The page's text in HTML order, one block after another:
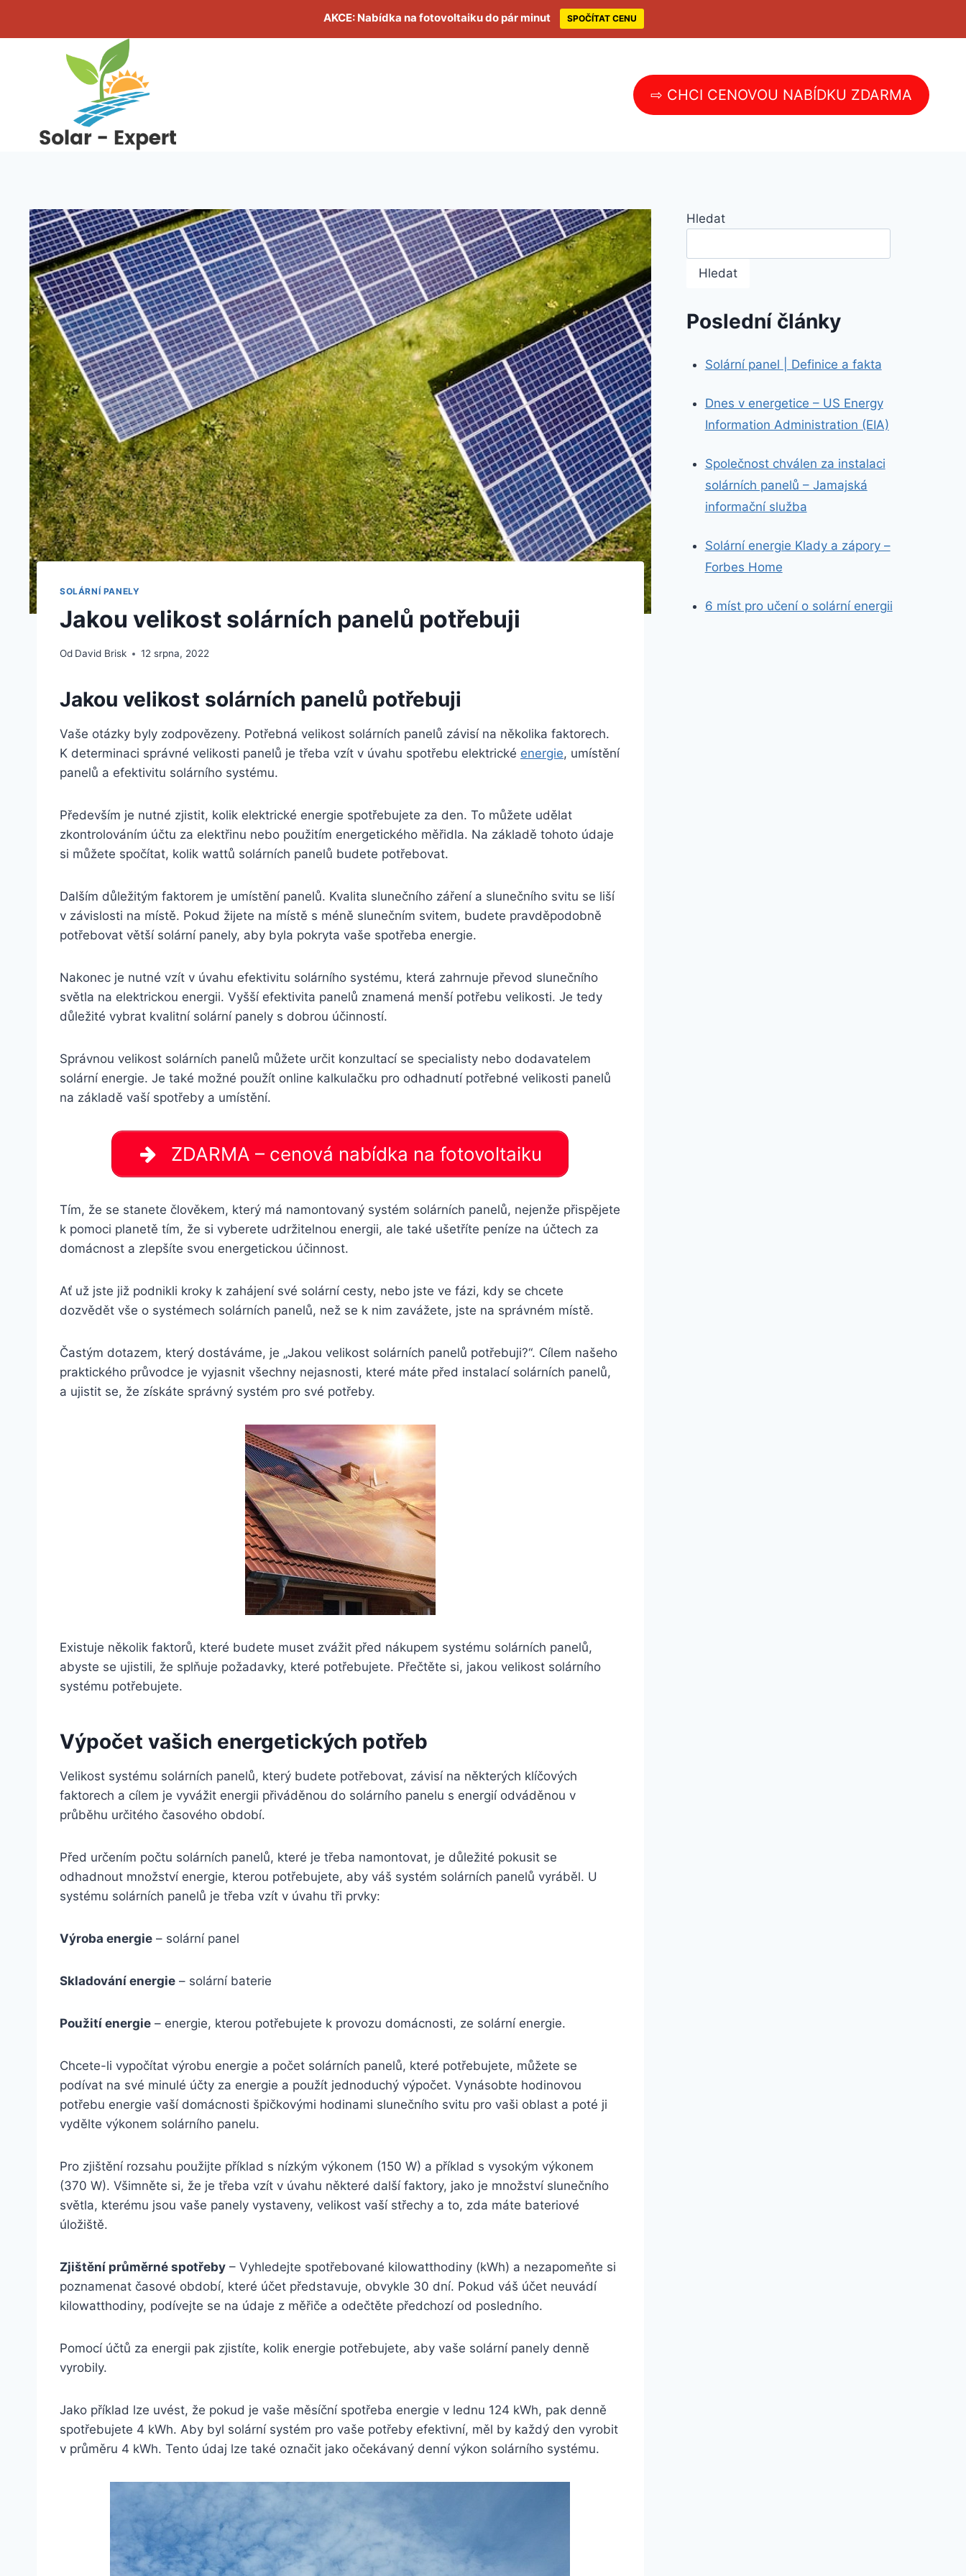
⇨ CHCI CENOVOU NABÍDKU ZDARMA
SOLÁRNÍ PANELY
Jakou velikost solárních panelů potřebuji
Od David Brisk 12 srpna, 2022
Jakou velikost solárních panelů potřebuji
Vaše otázky byly zodpovězeny. Potřebná velikost solárních panelů závisí na několika faktorech.
K determinaci správné velikosti panelů je třeba vzít v úvahu spotřebu elektrické energie, umístění
panelů a efektivitu solárního systému.
Především je nutné zjistit, kolik elektrické energie spotřebujete za den. To můžete udělat
zkontrolováním účtu za elektřinu nebo použitím energetického měřidla. Na základě tohoto údaje
si můžete spočítat, kolik wattů solárních panelů budete potřebovat.
Dalším důležitým faktorem je umístění panelů. Kvalita slunečního záření a slunečního svitu se liší
v závislosti na místě. Pokud žijete na místě s méně slunečním svitem, budete pravděpodobně
potřebovat větší solární panely, aby byla pokryta vaše spotřeba energie.
Nakonec je nutné vzít v úvahu efektivitu solárního systému, která zahrnuje převod slunečního
světla na elektrickou energii. Vyšší efektivita panelů znamená menší potřebu velikosti. Je tedy
důležité vybrat kvalitní solární panely s dobrou účinností.
Správnou velikost solárních panelů můžete určit konzultací se specialisty nebo dodavatelem
solární energie. Je také možné použít online kalkulačku pro odhadnutí potřebné velikosti panelů
na základě vaší spotřeby a umístění.
ZDARMA – cenová nabídka na fotovoltaiku
Tím, že se stanete člověkem, který má namontovaný systém solárních panelů, nejenže přispějete
k pomoci planetě tím, že si vyberete udržitelnou energii, ale také ušetříte peníze na účtech za
domácnost a zlepšíte svou energetickou účinnost.
Ať už jste již podnikli kroky k zahájení své solární cesty, nebo jste ve fázi, kdy se chcete
dozvědět vše o systémech solárních panelů, než se k nim zavážete, jste na správném místě.
Častým dotazem, který dostáváme, je „Jakou velikost solárních panelů potřebuji?“. Cílem našeho
praktického průvodce je vyjasnit všechny nejasnosti, které máte před instalací solárních panelů,
a ujistit se, že získáte správný systém pro své potřeby.
Existuje několik faktorů, které budete muset zvážit před nákupem systému solárních panelů,
abyste se ujistili, že splňuje požadavky, které potřebujete. Přečtěte si, jakou velikost solárního
systému potřebujete.
Výpočet vašich energetických potřeb
Velikost systému solárních panelů, který budete potřebovat, závisí na některých klíčových
faktorech a cílem je vyvážit energii přiváděnou do solárního panelu s energií odváděnou v
průběhu určitého časového období.
Před určením počtu solárních panelů, které je třeba namontovat, je důležité pokusit se
odhadnout množství energie, kterou potřebujete, aby váš systém solárních panelů vyráběl. U
systému solárních panelů je třeba vzít v úvahu tři prvky:
Výroba energie – solární panel
Skladování energie – solární baterie
Použití energie – energie, kterou potřebujete k provozu domácnosti, ze solární energie.
Chcete-li vypočítat výrobu energie a počet solárních panelů, které potřebujete, můžete se
podívat na své minulé účty za energie a použít jednoduchý výpočet. Vynásobte hodinovou
potřebu energie vaší domácnosti špičkovými hodinami slunečního svitu pro vaši oblast a poté ji
vydělte výkonem solárního panelu.
Pro zjištění rozsahu použijte příklad s nízkým výkonem (150 W) a příklad s vysokým výkonem
(370 W). Všimněte si, že je třeba vzít v úvahu některé další faktory, jako je množství slunečního
světla, kterému jsou vaše panely vystaveny, velikost vaší střechy a to, zda máte bateriové
úložiště.
Zjištění průměrné spotřeby – Vyhledejte spotřebované kilowatthodiny (kWh) a nezapomeňte si
poznamenat časové období, které účet představuje, obvykle 30 dní. Pokud váš účet neuvádí
kilowatthodiny, podívejte se na údaje z měřiče a odečtěte předchozí od posledního.
Pomocí účtů za energii pak zjistíte, kolik energie potřebujete, aby vaše solární panely denně
vyrobily.
Jako příklad lze uvést, že pokud je vaše měsíční spotřeba energie v lednu 124 kWh, pak denně
spotřebujete 4 kWh. Aby byl solární systém pro vaše potřeby efektivní, měl by každý den vyrobit
v průměru 4 kWh. Tento údaj lze také označit jako očekávaný denní výkon solárního systému.
Hledat
Hledat
Poslední články
Solární panel | Definice a fakta
Dnes v energetice – US Energy
Information Administration (EIA)
Společnost chválen za instalaci
solárních panelů – Jamajská
informační služba
Solární energie Klady a zápory –
Forbes Home
6 míst pro učení o solární energii
AKCE: Nabídka na fotovoltaiku do pár minut SPOČÍTAT CENU